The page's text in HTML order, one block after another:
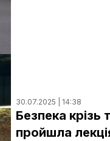
30.07.2025 | 14:38
Безпека крізь
пройшла